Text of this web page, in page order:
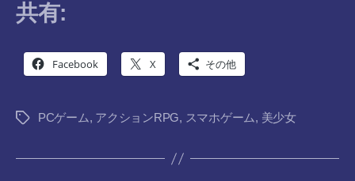
共有:
Facebook X その他
タ
PCゲーム, アクションRPG, スマホゲーム, 美少女